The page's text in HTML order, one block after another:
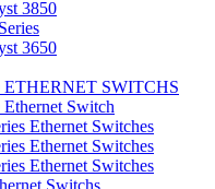
3850
3650
SWITCHS
Switch
Ethernet Switches
Ethernet Switches
Ethernet Switches
Switchs